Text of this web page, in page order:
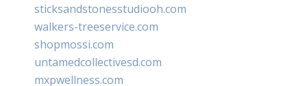
sticksandstonesstudiooh.com
walkers-treeservice.com
shopmossi.com
untamedcollectivesd.com
mxpwellness.com